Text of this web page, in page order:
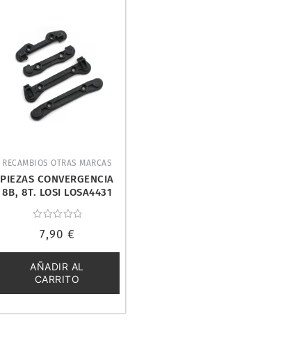
RECAMBIOS OTRAS MARCAS
PIEZAS CONVERGENCIA
8B, 8T. LOSI LOSA4431
con
de
5
7,90 €
AÑADIR AL
CARRITO